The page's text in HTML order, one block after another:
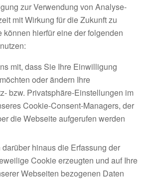
zur Verwendung von Analyse-
mit Wirkung für die Zukunft zu
können hierfür eine der folgenden
mit, dass Sie Ihre Einwilligung
oder ändern Ihre
bzw. Privatsphäre-Einstellungen im
Cookie-Consent-Managers, der
die Webseite aufgerufen werden
hinaus die Erfassung der
Cookie erzeugten und auf Ihre
Webseiten bezogenen Daten